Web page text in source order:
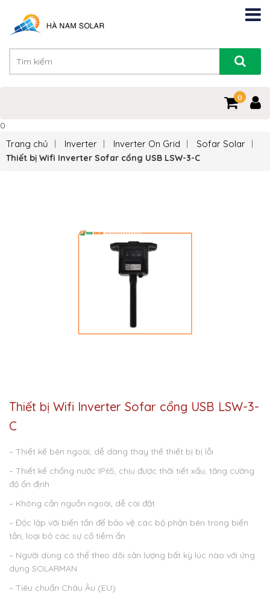
0
0
Trang chủ Inverter Inverter On Grid Sofar Solar
Thiết bị Wifi Inverter Sofar cổng USB LSW-3-C
Thiết bị Wifi Inverter Sofar cổng USB LSW-3-
C
– Thiết kế bên ngoài, dễ dàng thay thế thiết bị bị lỗi
– Thiết kế chống nước IP65, chịu được thời tiết xấu, tăng cường
độ ổn định
– Không cần nguồn ngoài, dễ cài đặt
– Độc lập với biến tần để bảo vệ các bộ phận bên trong biến
tần, loại bỏ các sự cố tiềm ẩn
– Người dùng có thể theo dõi sản lượng bất kỳ lúc nào với ứng
dụng SOLARMAN
– Tiêu chuẩn Châu Âu (EU)